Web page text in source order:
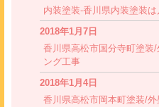
内装塗装-香川県内装塗装
2018年1月7日
香川県高松市国分寺町塗装
ング工事
2018年1月4日
香川県高松市岡本町塗装/